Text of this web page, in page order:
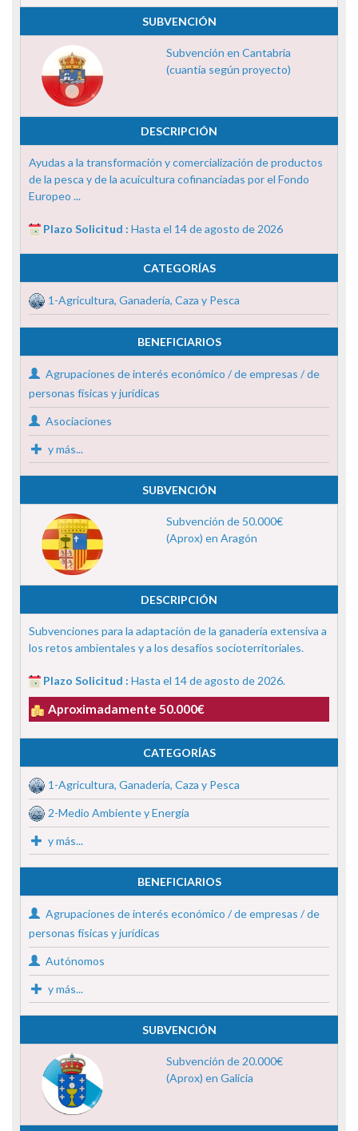
SUBVENCIÓN
Subvención en Cantabria
(cuantía según proyecto)
DESCRIPCIÓN
Ayudas a la transformación y comercialización de productos
de la pesca y de la acuicultura cofinanciadas por el Fondo
Europeo ...
Plazo Solicitud : Hasta el 14 de agosto de 2026
CATEGORÍAS
1-Agricultura, Ganadería, Caza y Pesca
BENEFICIARIOS
Agrupaciones de interés económico / de empresas / de
personas físicas y jurídicas
Asociaciones
y más...
SUBVENCIÓN
Subvención de 50.000€
(Aprox) en Aragón
DESCRIPCIÓN
Subvenciones para la adaptación de la ganadería extensiva a
los retos ambientales y a los desafíos socioterritoriales.
Plazo Solicitud : Hasta el 14 de agosto de 2026.
Aproximadamente 50.000€
CATEGORÍAS
1-Agricultura, Ganadería, Caza y Pesca
2-Medio Ambiente y Energía
y más...
BENEFICIARIOS
Agrupaciones de interés económico / de empresas / de
personas físicas y jurídicas
Autónomos
y más...
SUBVENCIÓN
Subvención de 20.000€
(Aprox) en Galicia